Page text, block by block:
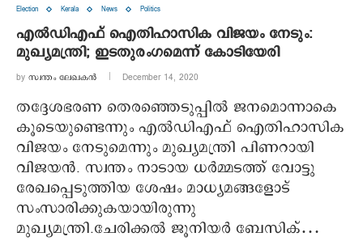
Election Kerala News Politics
എല്‍ഡിഎഫ് ഐതിഹാസിക വിജയം നേടും:
മുഖ്യമന്ത്രി; ഇടതുരംഗമെന്ന് കോടിയേരി
by സ്വന്തം ലേഖകൻ December 14, 2020
തദ്ദേശഭരണ തെരഞ്ഞെടുപ്പില്‍ ജനമൊന്നാകെ
കൂടെയുണ്ടെന്നും എല്‍ഡിഎഫ് ഐതിഹാസിക
വിജയം നേടുമെന്നും മുഖ്യമന്ത്രി പിണറായി
വിജയന്‍. സ്വന്തം നാടായ ധര്‍മ്മടത്ത് വോട്ടു
രേഖപ്പെടുത്തിയ ശേഷം മാധ്യമങ്ങളോട്
സംസാരിക്കുകയായിരുന്നു
മുഖ്യമന്ത്രി.ചേരിക്കല്‍ ജൂനിയര്‍ ബേസിക്…